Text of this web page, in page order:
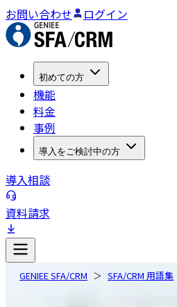
お問い合わせ ログイン
初めての方
機能
料金
事例
導入をご検討中の方
導入相談
資料請求
GENIEE SFA/CRM SFA/CRM 用語集